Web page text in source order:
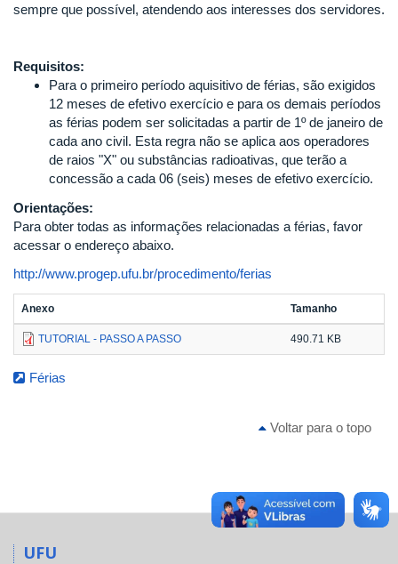
sempre que possível, atendendo aos interesses dos servidores.
Requisitos:
Para o primeiro período aquisitivo de férias, são exigidos
12 meses de efetivo exercício e para os demais períodos
as férias podem ser solicitadas a partir de 1º de janeiro de
cada ano civil. Esta regra não se aplica aos operadores
de raios "X" ou substâncias radioativas, que terão a
concessão a cada 06 (seis) meses de efetivo exercício.
Orientações:
Para obter todas as informações relacionadas a férias, favor
acessar o endereço abaixo.
http://www.progep.ufu.br/procedimento/ferias
Anexo Tamanho
TUTORIAL - PASSO A PASSO 490.71 KB
Férias
Voltar para o topo
UFU